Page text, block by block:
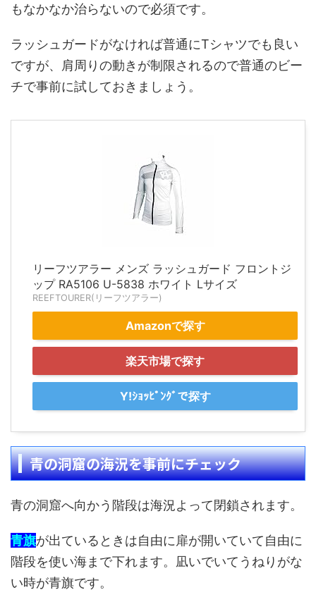
もなかなか治らないので必須です。
ラッシュガードがなければ普通にTシャツでも良い
ですが、肩周りの動きが制限されるので普通のビー
チで事前に試しておきましょう。
リーフツアラー メンズ ラッシュガード フロントジ
ップ RA5106 U-5838 ホワイト Lサイズ
REEFTOURER(リーフツアラー)
Amazonで探す
楽天市場で探す
Y!ｼｮｯﾋﾟﾝｸﾞで探す
青の洞窟の海況を事前にチェック
青の洞窟へ向かう階段は海況よって閉鎖されます。
青旗が出ているときは自由に扉が開いていて自由に
階段を使い海まで下れます。凪いでいてうねりがな
い時が青旗です。